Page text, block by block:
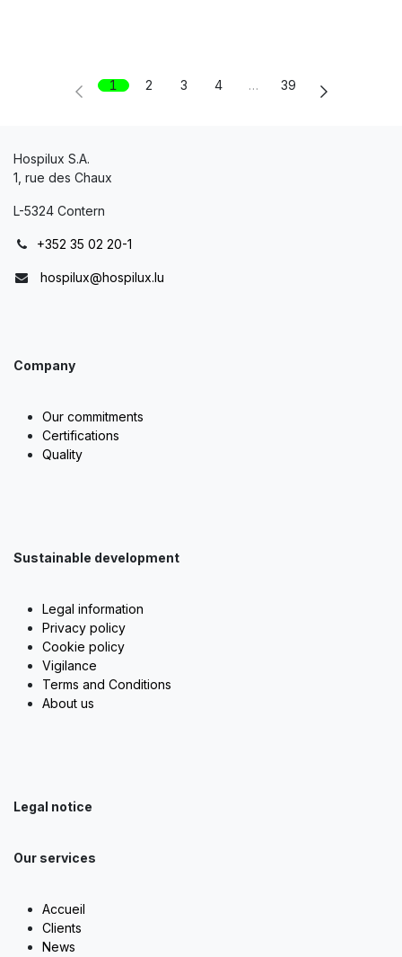
1 2 3 4 … 39
Hospilux S.A.
1, rue des Chaux
L-5324 Contern
+352 35 02 20-1
hospilux@hospilux.lu
Company
Our commitments
Certifications
Quality
Sustainable development
Legal information
Privacy policy
Cookie policy
Vigilance
Terms and Conditions
About us
Legal notice
Our services
Accueil
Clients
News